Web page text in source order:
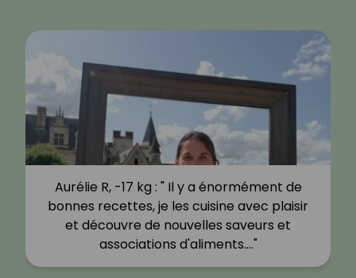
Aurélie R, -17 kg : " Il y a énormément de
bonnes recettes, je les cuisine avec plaisir
et découvre de nouvelles saveurs et
associations d'aliments.…"